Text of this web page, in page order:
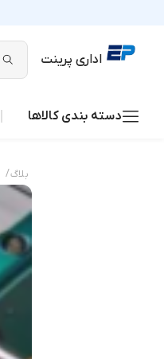
اداری پرینت
دسته بندی کالاها
بلاگ/